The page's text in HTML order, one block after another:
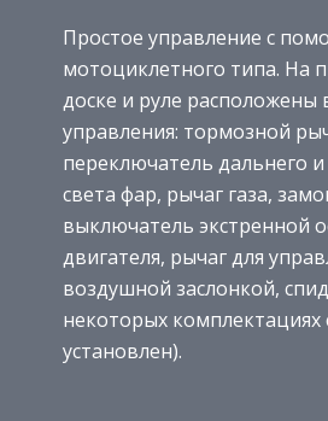
Простое управление с
мотоциклетного типа. На
доске и руле расположены
управления: тормозной
переключатель дальнего
света фар, рычаг газа,
выключатель экстренной
двигателя, рычаг для
воздушной заслонкой,
некоторых комплектациях
установлен).